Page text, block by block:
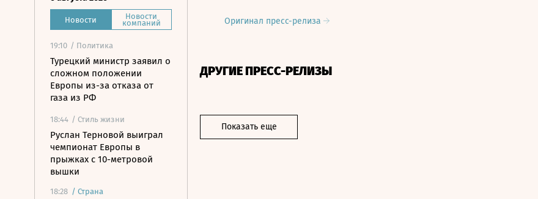
Новости Новости
компаний
19:10 / Политика
Турецкий министр заявил о
сложном положении
Европы из-за отказа от
газа из РФ
18:44 / Стиль жизни
Руслан Терновой выиграл
чемпионат Европы в
прыжках с 10-метровой
вышки
18:28 / Страна
Оригинал пресс-релиза
ДРУГИЕ ПРЕСС-РЕЛИЗЫ
Показать еще